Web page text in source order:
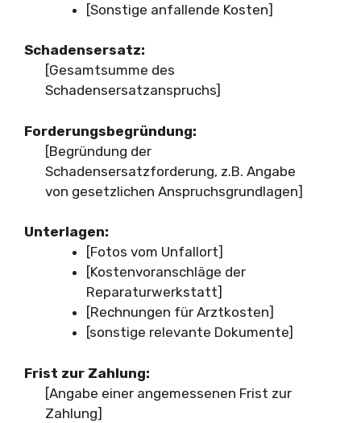
[Sonstige anfallende Kosten]
Schadensersatz:
[Gesamtsumme des
Schadensersatzanspruchs]
Forderungsbegründung:
[Begründung der
Schadensersatzforderung, z.B. Angabe
von gesetzlichen Anspruchsgrundlagen]
Unterlagen:
[Fotos vom Unfallort]
[Kostenvoranschläge der
Reparaturwerkstatt]
[Rechnungen für Arztkosten]
[sonstige relevante Dokumente]
Frist zur Zahlung:
[Angabe einer angemessenen Frist zur
Zahlung]